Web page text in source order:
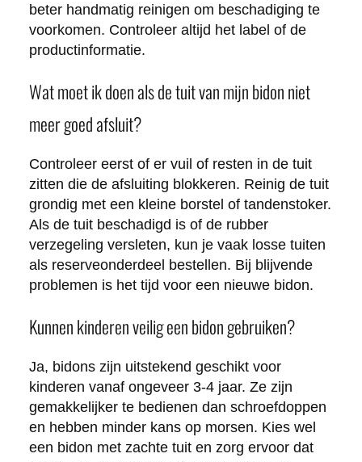
beter handmatig reinigen om beschadiging te
voorkomen. Controleer altijd het label of de
productinformatie.
Wat moet ik doen als de tuit van mijn bidon niet
meer goed afsluit?
Controleer eerst of er vuil of resten in de tuit
zitten die de afsluiting blokkeren. Reinig de tuit
grondig met een kleine borstel of tandenstoker.
Als de tuit beschadigd is of de rubber
verzegeling versleten, kun je vaak losse tuiten
als reserveonderdeel bestellen. Bij blijvende
problemen is het tijd voor een nieuwe bidon.
Kunnen kinderen veilig een bidon gebruiken?
Ja, bidons zijn uitstekend geschikt voor
kinderen vanaf ongeveer 3-4 jaar. Ze zijn
gemakkelijker te bedienen dan schroefdoppen
en hebben minder kans op morsen. Kies wel
een bidon met zachte tuit en zorg ervoor dat